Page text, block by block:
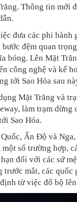
. Thông tin mới
đưa các phi hành
bước đệm quan
bóng. Lên Mặt
công nghệ và kế
tới Sao Hỏa sau
Mặt Trăng và
làm trạm dừng
Sao Hỏa.
Ấn Độ và
một số trường hợp,
đối với các sứ
trước mắt, các quốc
từ việc đổ bộ lên